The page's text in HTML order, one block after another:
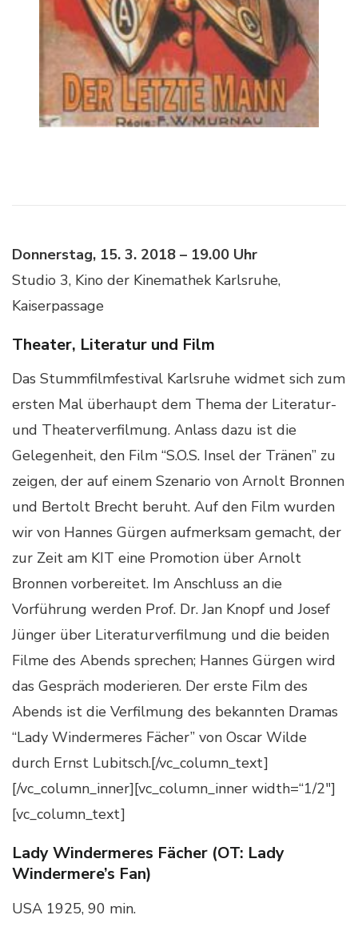
Donnerstag, 15. 3. 2018 – 19.00 Uhr
Studio 3, Kino der Kinemathek Karlsruhe,
Kaiserpassage
Theater, Literatur und Film
Das Stummfilmfestival Karlsruhe widmet sich zum
ersten Mal überhaupt dem Thema der Literatur-
und Theaterverfilmung. Anlass dazu ist die
Gelegenheit, den Film “S.O.S. Insel der Tränen” zu
zeigen, der auf einem Szenario von Arnolt Bronnen
und Bertolt Brecht beruht. Auf den Film wurden
wir von Hannes Gürgen aufmerksam gemacht, der
zur Zeit am KIT eine Promotion über Arnolt
Bronnen vorbereitet. Im Anschluss an die
Vorführung werden Prof. Dr. Jan Knopf und Josef
Jünger über Literaturverfilmung und die beiden
Filme des Abends sprechen; Hannes Gürgen wird
das Gespräch moderieren. Der erste Film des
Abends ist die Verfilmung des bekannten Dramas
“Lady Windermeres Fächer” von Oscar Wilde
durch Ernst Lubitsch.[/vc_column_text]
[/vc_column_inner][vc_column_inner width=“1/2″]
[vc_column_text]
Lady Windermeres Fächer (OT: Lady
Windermere’s Fan)
USA 1925, 90 min.